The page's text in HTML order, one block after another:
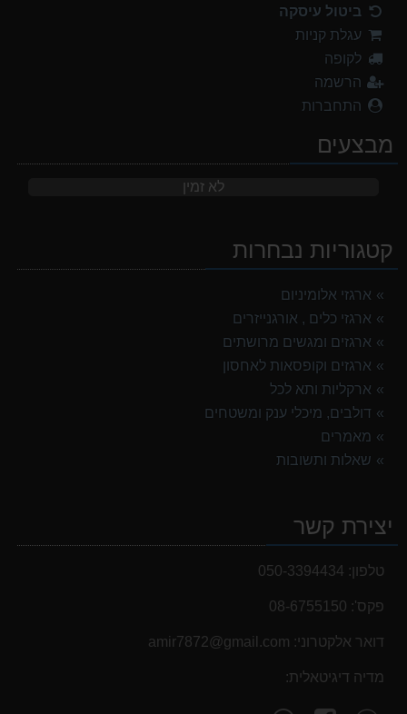
ביטול עיסקה
עגלת קניות
לקופה
הרשמה
התחברות
מבצעים
לא זמין
קטגוריות נבחרות
ארגזי אלומיניום
ארגזי כלים , אורגנייזרים
ארגזים ומגשים מרושתים
ארגזים וקופסאות לאחסון
ארקליות ותא לכל
דולבים, מיכלי ענק ומשטחים
מאמרים
שאלות ותשובות
יצירת קשר
טלפון: 050-3394434
פקס': 08-6755150
דואר אלקטרוני: ‫amir7872@gmail.com‬
מדיה דיגיטאלית: